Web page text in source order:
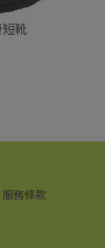
靴
服務條款